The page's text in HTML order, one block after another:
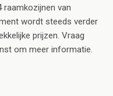
raamkozijnen van
wordt steeds verder
prijzen. Vraag
om meer informatie.